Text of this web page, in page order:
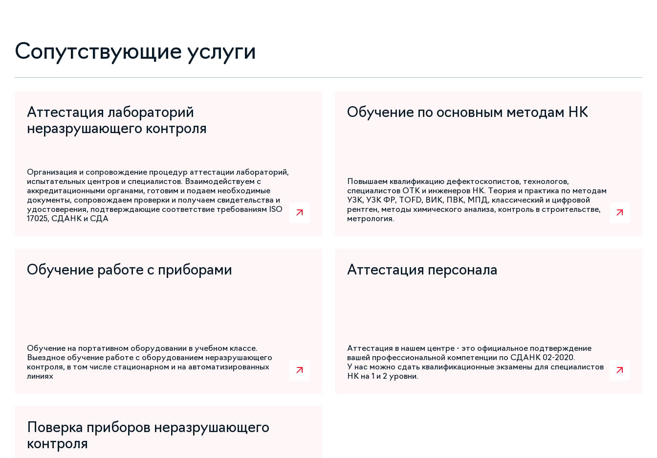
Сопутствующие услуги
Аттестация лабораторий
неразрушающего контроля
Организация и сопровождение процедур аттестации лабораторий,
испытательных центров и специалистов. Взаимодействуем с
аккредитационными органами, готовим и подаем необходимые
документы, сопровождаем проверки и получаем свидетельства и
удостоверения, подтверждающие соответствие требованиям ISO
17025, СДАНК и СДА
Обучение по основным методам НК
Повышаем квалификацию дефектоскопистов, технологов,
специалистов ОТК и инженеров НК. Теория и практика по методам
УЗК, УЗК ФР, TOFD, ВИК, ПВК, МПД, классический и цифровой
рентген, методы химического анализа, контроль в строительстве,
метрология.
Обучение работе с приборами
Обучение на портативном оборудовании в учебном классе.
Выездное обучение работе с оборудованием неразрушающего
контроля, в том числе стационарном и на автоматизированных
линиях
Аттестация персонала
Аттестация в нашем центре - это официальное подтверждение
вашей профессиональной компетенции по СДАНК 02-2020.
У нас можно сдать квалификационные экзамены для специалистов
НК на 1 и 2 уровни.
Поверка приборов неразрушающего
контроля